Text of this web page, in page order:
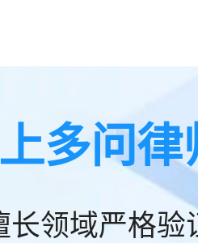
多问律
长领域严格验